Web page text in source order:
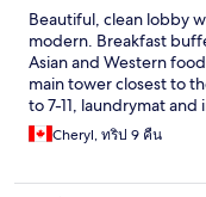
Beautiful, clean lobby
modern. Breakfast
Asian and Western
main tower closest to
to 7-11, laundrymat
restaurant options and
Cheryl, ทริป 9 คืน